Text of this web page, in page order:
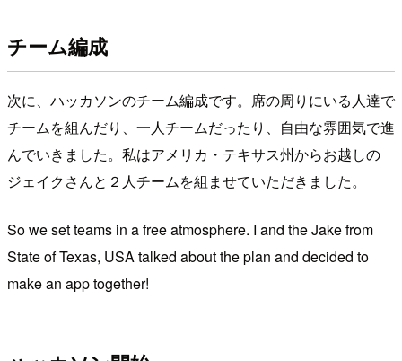
チーム編成
次に、ハッカソンのチーム編成です。席の周りにいる人達で
チームを組んだり、一人チームだったり、自由な雰囲気で進
んでいきました。私はアメリカ・テキサス州からお越しの
ジェイクさんと２人チームを組ませていただきました。
So we set teams in a free atmosphere. I and the Jake from
State of Texas, USA talked about the plan and decided to
make an app together!